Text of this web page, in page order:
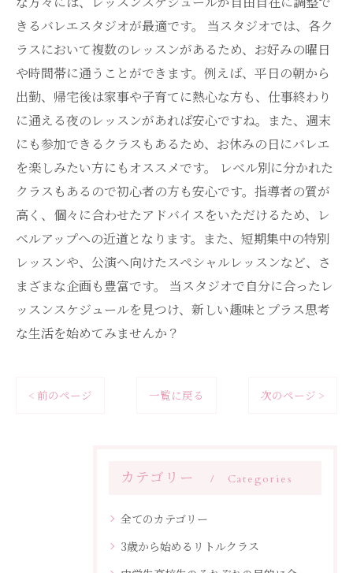
きるバレエスタジオが最適です。 当スタジオでは、各ク
ラスにおいて複数のレッスンがあるため、お好みの曜日
や時間帯に通うことができます。例えば、平日の朝から
出勤、帰宅後は家事や子育てに熱心な方も、仕事終わり
に通える夜のレッスンがあれば安心ですね。また、週末
にも参加できるクラスもあるため、お休みの日にバレエ
を楽しみたい方にもオススメです。 レベル別に分かれた
クラスもあるので初心者の方も安心です。指導者の質が
高く、個々に合わせたアドバイスをいただけるため、レ
ベルアップへの近道となります。また、短期集中の特別
レッスンや、公演へ向けたスペシャルレッスンなど、さ
まざまな企画も豊富です。 当スタジオで自分に合ったレ
ッスンスケジュールを見つけ、新しい趣味とプラス思考
な生活を始めてみませんか？
< 前のページ 一覧に戻る 次のページ >
カテゴリー Categories
全てのカテゴリー
3歳から始めるリトルクラス